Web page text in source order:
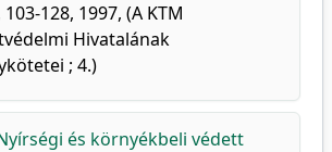
128, 1997, (A KTM
Hivatalának
; 4.)
és környékbeli védett